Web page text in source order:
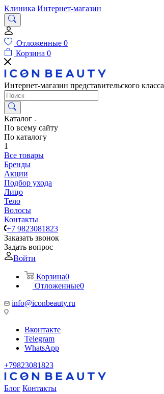
Клиника Интернет-магазин
Отложенные 0
Корзина 0
Интернет-магазин представительского класса
Каталог
По всему сайту
По каталогу
1
Все товары
Бренды
Акции
Подбор ухода
Лицо
Тело
Волосы
Контакты
+7 9823081823
Заказать звонок
Задать вопрос
Войти
Корзина0
Отложенные0
info@iconbeauty.ru
Вконтакте
Telegram
WhatsApp
+79823081823
Блог Контакты